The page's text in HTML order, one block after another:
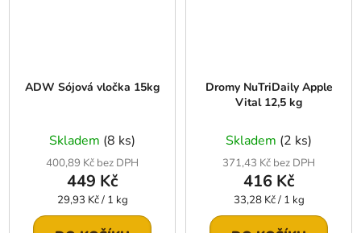
ADW Sójová vločka 15kg
Skladem (8 ks)
400,89 Kč bez DPH
449 Kč
Měrná
cena:
29,93 Kč / 1 kg
Dromy NuTriDaily Apple
Vital 12,5 kg
Skladem (2 ks)
371,43 Kč bez DPH
416 Kč
Měrná
cena:
33,28 Kč / 1 kg